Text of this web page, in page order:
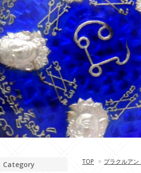
TOP > プラクルアン
Category